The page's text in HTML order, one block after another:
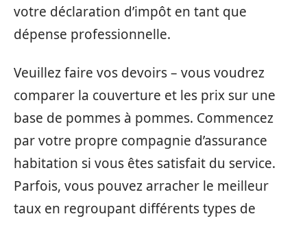
votre déclaration d’impôt en tant que
dépense professionnelle.
Veuillez faire vos devoirs – vous voudrez
comparer la couverture et les prix sur une
base de pommes à pommes. Commencez
par votre propre compagnie d’assurance
habitation si vous êtes satisfait du service.
Parfois, vous pouvez arracher le meilleur
taux en regroupant différents types de